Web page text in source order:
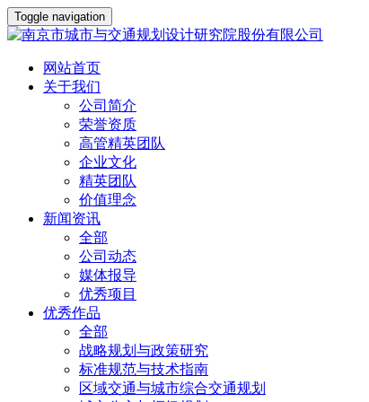
Toggle navigation
网站首页
关于我们
公司简介
荣誉资质
高管精英团队
企业文化
精英团队
价值理念
新闻资讯
全部
公司动态
媒体报导
优秀项目
优秀作品
全部
战略规划与政策研究
标准规范与技术指南
区域交通与城市综合交通规划